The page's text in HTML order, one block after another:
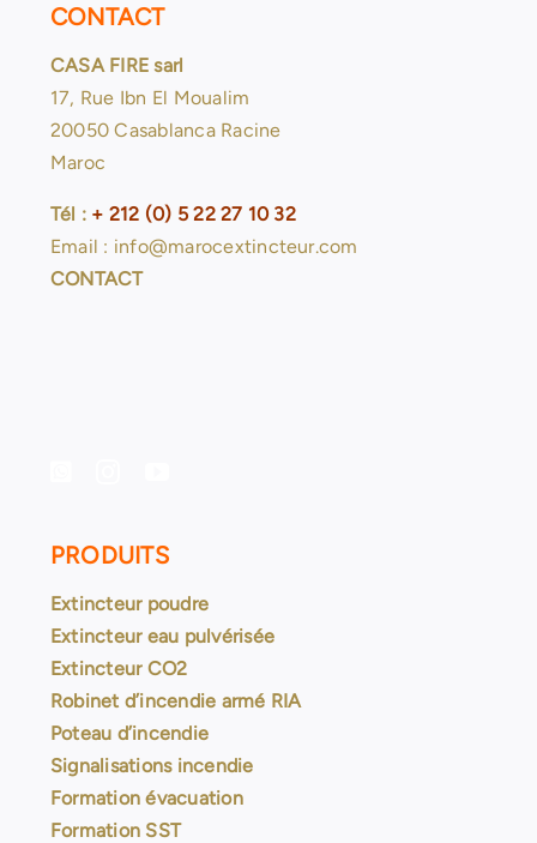
CONTACT
CASA FIRE sarl
17, Rue Ibn El Moualim
20050 Casablanca Racine
Maroc
Tél : + 212 (0) 5 22 27 10 32
Email : info@marocextincteur.com
CONTACT
PRODUITS
Extincteur poudre
Extincteur eau pulvérisée
Extincteur CO2
Robinet d’incendie armé RIA
Poteau d’incendie
Signalisations incendie
Formation évacuation
Formation SST